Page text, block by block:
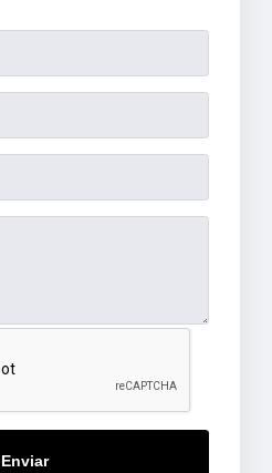
Enviar